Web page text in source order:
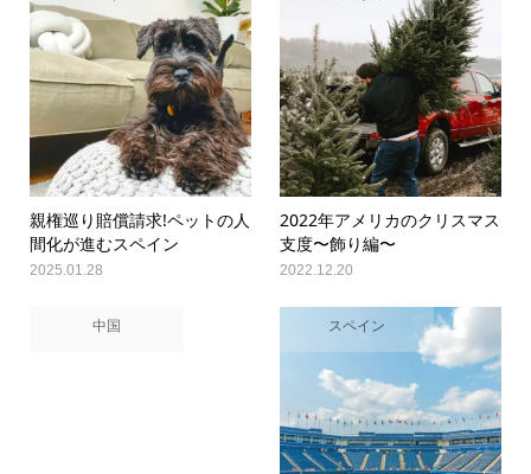
親権巡り賠償請求!ペットの人
間化が進むスペイン
2025.01.28
2022年アメリカのクリスマス
支度〜飾り編〜
2022.12.20
中国 スペイン